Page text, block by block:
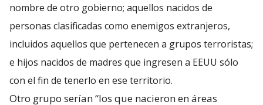
nombre de otro gobierno; aquellos nacidos de
personas clasificadas como enemigos extranjeros,
incluidos aquellos que pertenecen a grupos terroristas;
e hijos nacidos de madres que ingresen a EEUU sólo
con el fin de tenerlo en ese territorio.
Otro grupo serían “los que nacieron en áreas